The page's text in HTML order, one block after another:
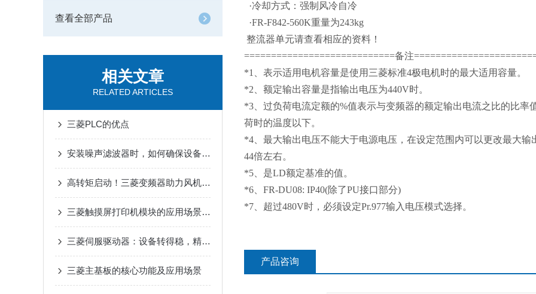
查看全部产品
相关文章
RELATED ARTICLES
三菱PLC的优点
安装噪声滤波器时，如何确保设备安全？
高转矩启动！三菱变频器助力风机、泵类负载高效运行
三菱触摸屏打印机模块的应用场景是什么
三菱伺服驱动器：设备转得稳，精度才靠谱
三菱主基板的核心功能及应用场景
·冷却方式：强制风冷自冷
·FR-F842-560K重量为243kg
整流器单元请查看相应的资料！
============================备注
*1、表示适用电机容量是使用三菱标准4极电机时的最大适用容量。
*2、额定输出容量是指输出电压为440V时。
*3、过负荷电流定额的%值表示与变频器的额定输出电流之比的比率
荷时的温度以下。
*4、最大输出电压不能大于电源电压，在设定范围内可以更改最大
44倍左右。
*5、是LD额定基准的值。
*6、FR-DU08: IP40(除了PU接口部分)
*7、超过480V时，必须设定Pr.977输入电压模式选择。
产品咨询